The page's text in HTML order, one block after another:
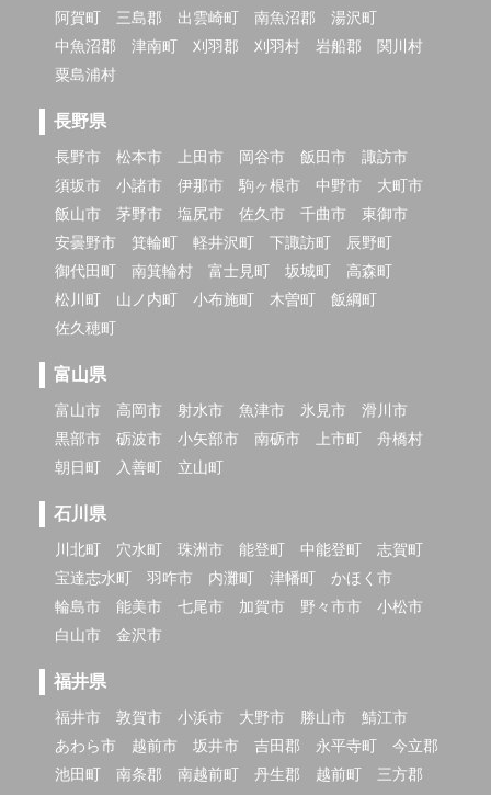
阿賀町
三島郡 出雲崎町 南魚沼郡
湯沢町
中魚沼郡
津南町 刈羽郡 刈羽村 岩船郡
関川村
粟島浦村
長野県
長野市 松本市 上田市 岡谷市 飯田市
諏訪市
須坂市
小諸市 伊那市 駒ヶ根市 中野市
大町市
飯山市
茅野市 塩尻市 佐久市 千曲市
東御市
安曇野市
箕輪町 軽井沢町 下諏訪町
辰野町
御代田町
南箕輪村 富士見町 坂城町
高森町
松川町
山ノ内町 小布施町 木曽町
飯綱町
佐久穂町
富山県
富山市 高岡市 射水市 魚津市 氷見市
滑川市
黒部市
砺波市 小矢部市 南砺市 上市町
舟橋村
朝日町
入善町 立山町
石川県
川北町 穴水町 珠洲市 能登町 中能登町
志賀町
宝達志水町
羽咋市 内灘町 津幡町
かほく市
輪島市
能美市 七尾市 加賀市 野々市市
小松市
白山市
金沢市
福井県
福井市 敦賀市 小浜市 大野市 勝山市
鯖江市
あわら市
越前市 坂井市 吉田郡 永平寺町
今立郡
池田町
南条郡 南越前町 丹生郡 越前町
三方郡